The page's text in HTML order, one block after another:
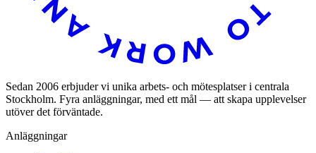
Sedan 2006 erbjuder vi unika arbets- och mötesplatser i centrala
Stockholm. Fyra anläggningar, med ett mål — att skapa upplevelser
utöver det förväntade.
Anläggningar